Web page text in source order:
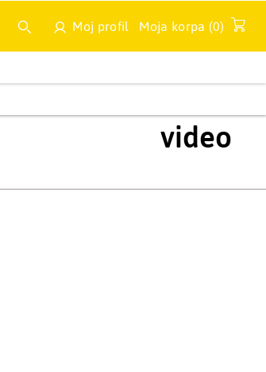
Moj profil Moja korpa (0)
video